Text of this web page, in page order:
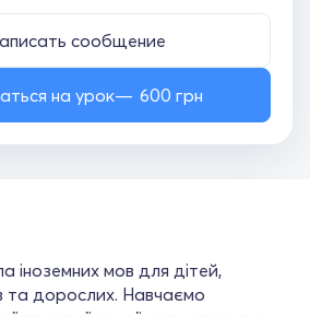
сообщение
на урок 600 грн
мов для дітей,
та дорослих. Навчаємо